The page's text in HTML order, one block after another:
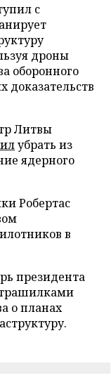
с
дроны
оборонного
доказательств
Литвы
убрать из
ядерного
Робертас
в
президента
о планах